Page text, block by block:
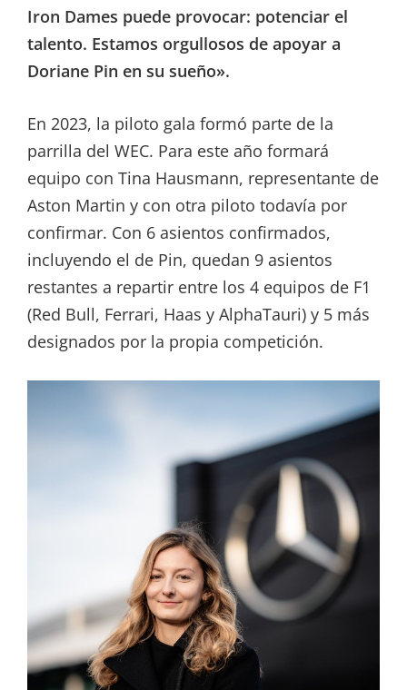
Iron Dames puede provocar: potenciar el
talento. Estamos orgullosos de apoyar a
Doriane Pin en su sueño».
En 2023, la piloto gala formó parte de la
parrilla del WEC. Para este año formará
equipo con Tina Hausmann, representante de
Aston Martin y con otra piloto todavía por
confirmar. Con 6 asientos confirmados,
incluyendo el de Pin, quedan 9 asientos
restantes a repartir entre los 4 equipos de F1
(Red Bull, Ferrari, Haas y AlphaTauri) y 5 más
designados por la propia competición.